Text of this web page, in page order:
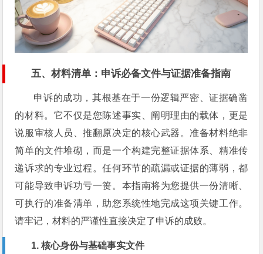
五、材料清单：申诉必备文件与证据准备指南
申诉的成功，其根基在于一份逻辑严密、证据确凿
的材料。它不仅是您陈述事实、阐明理由的载体，更是
说服审核人员、推翻原决定的核心武器。准备材料绝非
简单的文件堆砌，而是一个构建完整证据体系、精准传
递诉求的专业过程。任何环节的疏漏或证据的薄弱，都
可能导致申诉功亏一篑。本指南将为您提供一份清晰、
可执行的准备清单，助您系统性地完成这项关键工作。
请牢记，材料的严谨性直接决定了申诉的成败。
1. 核心身份与基础事实文件